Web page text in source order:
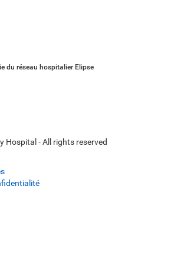
du réseau hospitalier Elipse
Hospital - All rights reserved